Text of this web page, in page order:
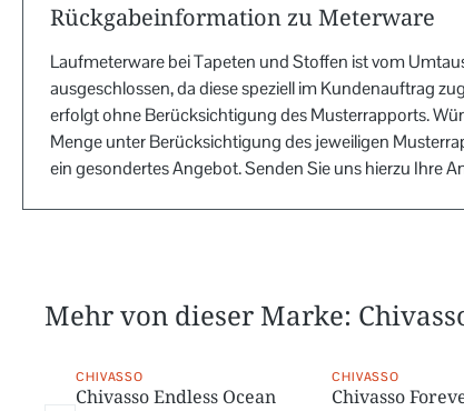
Rückgabeinformation zu Meterware
Laufmeterware bei Tapeten und Stoffen ist vom
ausgeschlossen, da diese speziell im Kundenauftrag
erfolgt ohne Berücksichtigung des Musterrapports.
Menge unter Berücksichtigung des jeweiligen
ein gesondertes Angebot. Senden Sie uns hierzu Ihre
Mehr von dieser Marke:
CHIVASSO
Chivasso Endless Ocean
CHIVASSO
Chivasso